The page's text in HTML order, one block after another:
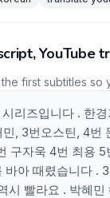
YouTube
first subtitles so
리즈입니다 . 한
, 3번오스틴, 4번
구자욱 4번 최용 5
바아 때렸습니다 .
시 빨라요 . 박혜